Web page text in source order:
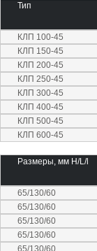
Тип
КЛП 100-45
КЛП 150-45
КЛП 200-45
КЛП 250-45
КЛП 300-45
КЛП 400-45
КЛП 500-45
КЛП 600-45
Размеры, мм Н/L/l
65/130/60
65/130/60
65/130/60
65/130/60
65/130/60